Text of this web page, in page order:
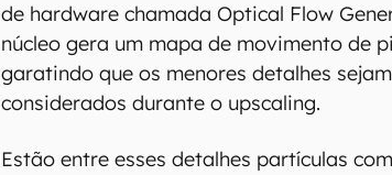
de hardware chamada Optical Flow
núcleo gera um mapa de movimento de
garatindo que os menores detalhes sejam
considerados durante o upscaling.
Estão entre esses detalhes partículas